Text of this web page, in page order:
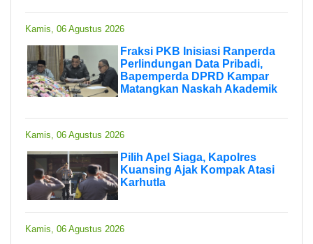
Kamis, 06 Agustus 2026
Fraksi PKB Inisiasi Ranperda
Perlindungan Data Pribadi,
Bapemperda DPRD Kampar
Matangkan Naskah Akademik
Kamis, 06 Agustus 2026
Pilih Apel Siaga, Kapolres
Kuansing Ajak Kompak Atasi
Karhutla
Kamis, 06 Agustus 2026